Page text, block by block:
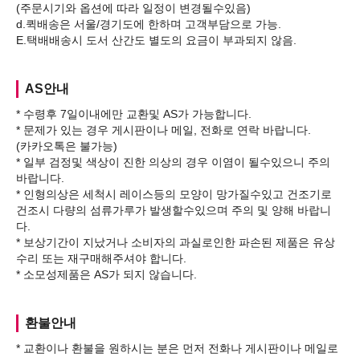
(주문시기와 옵션에 따라 일정이 변경될수있음)
d.퀵배송은 서울/경기도에 한하며 고객부담으로 가능.
AS안내
* 수령후 7일이내에만 교환및 AS가 가능합니다.
* 문제가 있는 경우 게시판이나 메일, 전화로 연락 바랍니다.
(카카오톡은 불가능)
* 일부 검정및 색상이 진한 의상의 경우 이염이 될수있으니 주의
바랍니다.
* 인형의상은 세척시 레이스등의 모양이 망가질수있고 건조기로
건조시 다량의 섬류가루가 발생할수있으며 주의 및 양해 바랍니
다.
* 보상기간이 지났거나 소비자의 과실로인한 파손된 제품은 유상
수리 또는 재구매해주셔야 합니다.
환불안내
* 교환이나 환불을 원하시는 분은 먼저 전화나 게시판이나 메일로